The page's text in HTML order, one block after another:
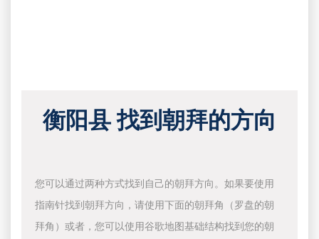
衡阳县 找到朝拜的方向
您可以通过两种方式找到自己的朝拜方向。如果要使用
指南针找到朝拜方向，请使用下面的朝拜角（罗盘的朝
拜角）或者，您可以使用谷歌地图基础结构找到您的朝